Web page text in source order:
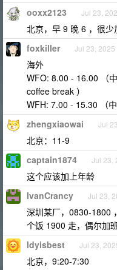
ooxx2123 Jul 23,
北京，早 9 晚 6 ，很少
foxkiller Jul 23, 2025
海外
WFO: 8.00 - 16.00 （
coffee break ）
WFH: 7.00 - 15.30 （
zhengxiaowai Jul
北京：11-9
captain1874 Jul 23,
这个应该加上年龄
IvanCrancy Jul 23,
深圳某厂，0830-1800
个饭 1900 走，偶尔加班
ldyisbest Jul 23,
北京，9:20-7:30